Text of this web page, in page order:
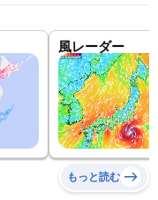
風レーダー
もっと読む